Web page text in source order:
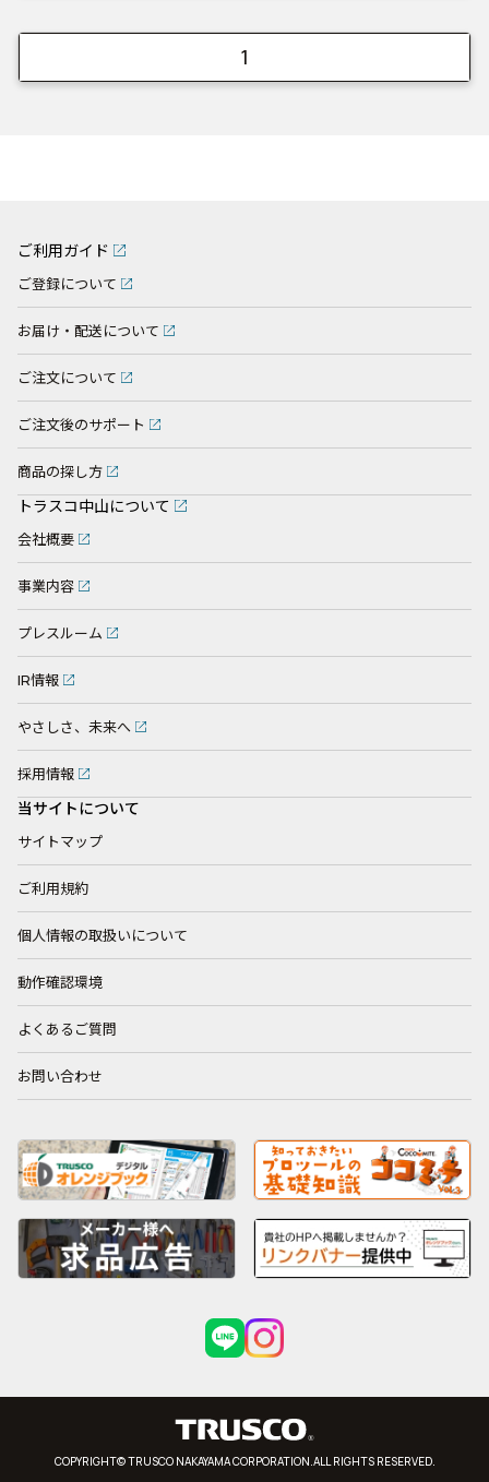
1
ご利用ガイド
ご登録について
お届け・配送について
ご注文について
ご注文後のサポート
商品の探し方
トラスコ中山について
会社概要
事業内容
プレスルーム
IR情報
やさしさ、未来へ
採用情報
当サイトについて
サイトマップ
ご利用規約
個人情報の取扱いについて
動作確認環境
よくあるご質問
お問い合わせ
COPYRIGHT© TRUSCO NAKAYAMA CORPORATION.ALL RIGHTS RESERVED.